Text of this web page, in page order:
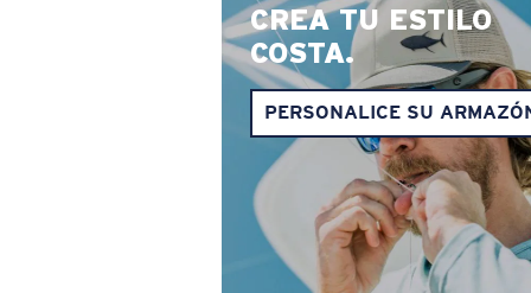
CREA TU ESTILO
COSTA.
PERSONALICE SU